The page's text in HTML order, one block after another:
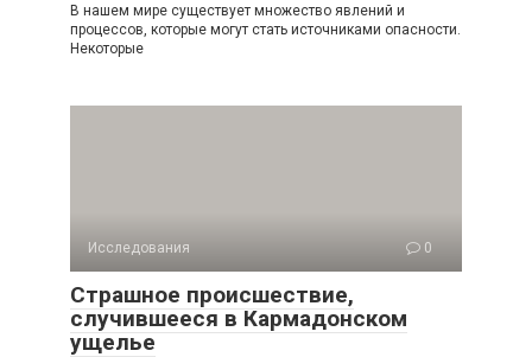
В нашем мире существует множество явлений и
процессов, которые могут стать источниками опасности.
Некоторые
Исследования 0
Страшное происшествие,
случившееся в Кармадонском
ущелье